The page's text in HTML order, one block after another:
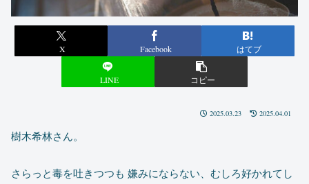
X Facebook はてブ
LINE コピー
2025.03.23 2025.04.01
樹木希林さん。
さらっと毒を吐きつつも 嫌みにならない、むしろ好かれてし